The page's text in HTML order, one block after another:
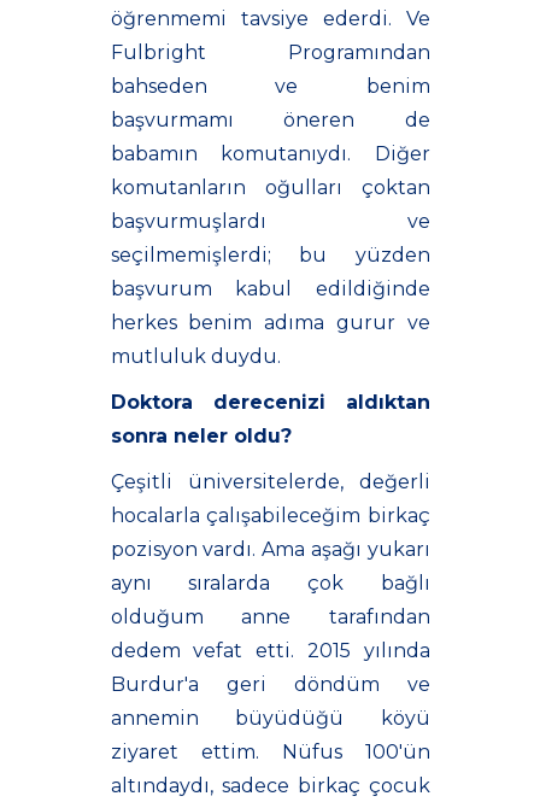
öğrenmemi tavsiye ederdi. Ve
Fulbright Programından
bahseden ve benim
başvurmamı öneren de
babamın komutanıydı. Diğer
komutanların oğulları çoktan
başvurmuşlardı ve
seçilmemişlerdi; bu yüzden
başvurum kabul edildiğinde
herkes benim adıma gurur ve
mutluluk duydu.
Doktora derecenizi aldıktan
sonra neler oldu?
Çeşitli üniversitelerde, değerli
hocalarla çalışabileceğim birkaç
pozisyon vardı. Ama aşağı yukarı
aynı sıralarda çok bağlı
olduğum anne tarafından
dedem vefat etti. 2015 yılında
Burdur'a geri döndüm ve
annemin büyüdüğü köyü
ziyaret ettim. Nüfus 100'ün
altındaydı, sadece birkaç çocuk